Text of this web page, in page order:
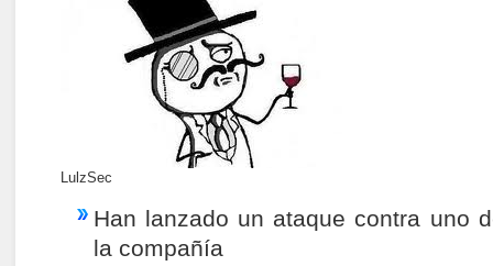
LulzSec
Han lanzado un ataque contra uno
la compañía